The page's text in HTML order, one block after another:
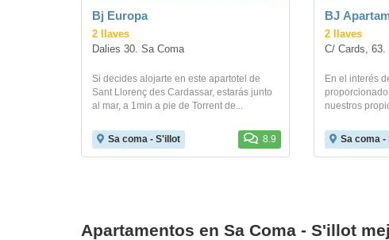
Bj Europa
2 llaves
Dalies 30. Sa Coma
Si decides alojarte en este apartotel de
Sant Llorenç des Cardassar, estarás junto
al mar, a 1min a pie de Torrent de...
Sa coma - S'illot 8.9
BJ
2 llaves
C/ Cards, 63.
En el interés
nuestros
Sa coma -
Apartamentos en Sa Coma - S'illot